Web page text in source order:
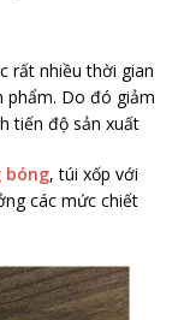
rất nhiều thời gian
phẩm. Do đó giảm
tiến độ sản xuất
bóng, túi xốp với
các mức chiết